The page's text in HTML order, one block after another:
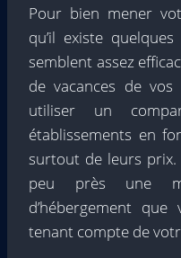
Pour bien mener
qu’il existe
semblent assez
de vacances de
utiliser un
établissements en
surtout de leurs prix.
peu près une
d’hébergement
tenant compte de